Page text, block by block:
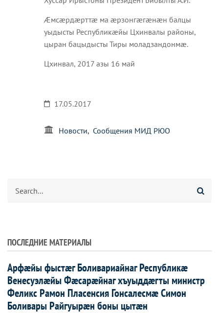
Æмсæрдæрттæ ма æрзонгæгæнæн балцы
уыдысты Республикæйы Цхинвалы районы,
цыран бацыдысты Тиры моладзандонмæ.
Цхинвал, 2017 азы 16 май
17.05.2017
Новости Сообщения МИД РЮО
ПОСЛЕДНИЕ МАТЕРИАЛЫ
Арфæйы фыстæг Боливариайнаг Республикæ
Венесуэлæйы Фæсарæйнаг хъуыддæгты министр
Феликс Рамон Пласенсия Гонсалесмæ Симон
Боливары Райгуырæн боны цытæн